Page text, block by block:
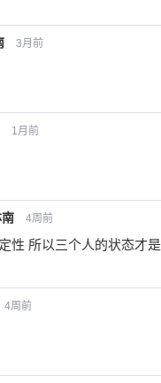
3月前
1月前
4周前
性 所以三个人的状态才
4周前